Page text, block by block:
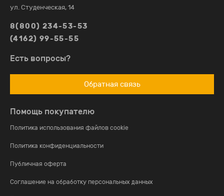
Помощь покупателю
Политика использования файлов cookie
Политика конфиденциальности
Публичная оферта
Соглашение на обработку персональных данных
ул. Студенческая, 14
8(800) 234-53-53
(4162) 99-55-55
Есть вопросы?
Обратная связь